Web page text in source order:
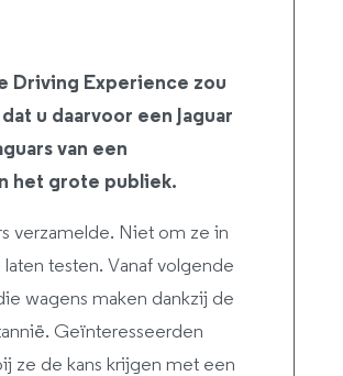
Driving Experience zou
u daarvoor een Jaguar
van een
het grote publiek.
verzamelde. Niet om ze in
testen. Vanaf volgende
wagens maken dankzij de
Geïnteresseerden
ze de kans krijgen met een